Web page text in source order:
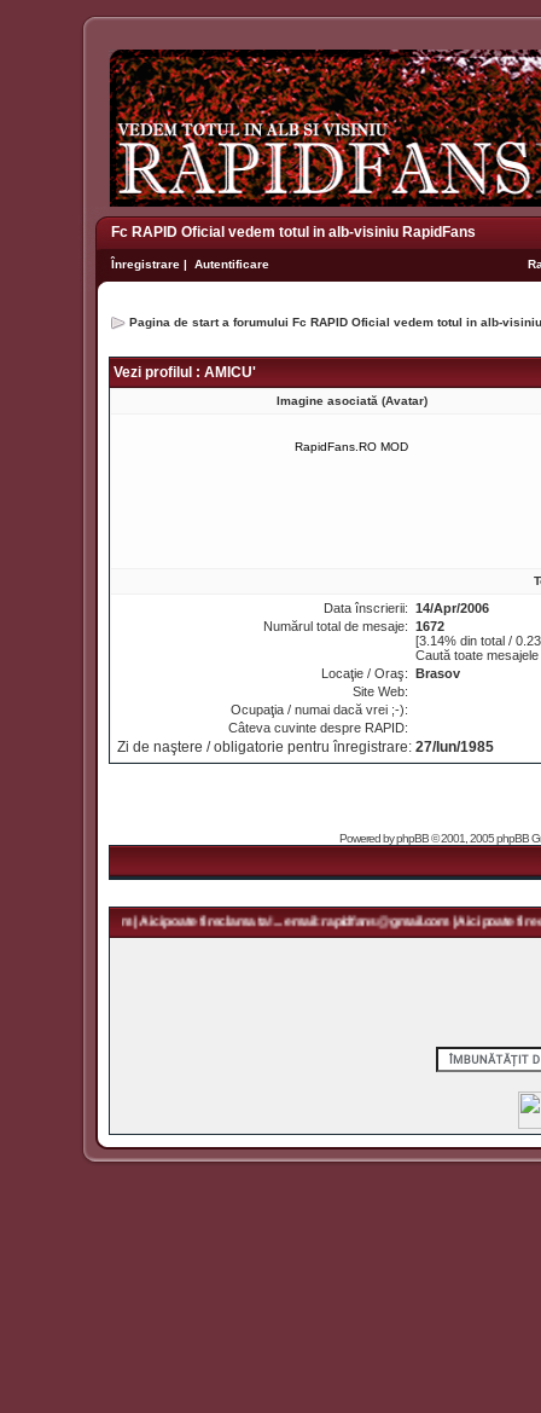
Fc RAPID Oficial vedem totul in alb-visiniu RapidFans
Înregistrare | Autentificare
Pagina de start a forumului Fc RAPID Oficial vedem totul in alb-
Vezi profilul : AMICU'
Imagine asociată (Avatar)
RapidFans.RO MOD
Data înscrierii: 14/Apr/2006
Numărul total de mesaje: 1672
[3.14% din total /
Caută toate mesajele
Locaţie / Oraş: Brasov
Site Web:
Ocupaţia / numai dacă vrei ;-):
Câteva cuvinte despre RAPID:
Zi de naştere / obligatorie pentru înregistrare: 27/Iun/1985
Powered byphpBB© 2001, 2005 phpBB
| Aici poate fi reclama ta! ... email: rapidfans@gmail.com | Aici poate fi